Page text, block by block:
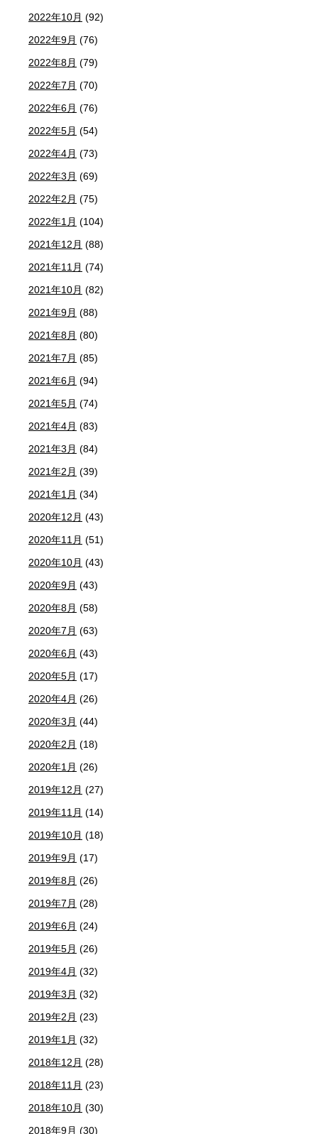
2022年10月 (92)
2022年9月 (76)
2022年8月 (79)
2022年7月 (70)
2022年6月 (76)
2022年5月 (54)
2022年4月 (73)
2022年3月 (69)
2022年2月 (75)
2022年1月 (104)
2021年12月 (88)
2021年11月 (74)
2021年10月 (82)
2021年9月 (88)
2021年8月 (80)
2021年7月 (85)
2021年6月 (94)
2021年5月 (74)
2021年4月 (83)
2021年3月 (84)
2021年2月 (39)
2021年1月 (34)
2020年12月 (43)
2020年11月 (51)
2020年10月 (43)
2020年9月 (43)
2020年8月 (58)
2020年7月 (63)
2020年6月 (43)
2020年5月 (17)
2020年4月 (26)
2020年3月 (44)
2020年2月 (18)
2020年1月 (26)
2019年12月 (27)
2019年11月 (14)
2019年10月 (18)
2019年9月 (17)
2019年8月 (26)
2019年7月 (28)
2019年6月 (24)
2019年5月 (26)
2019年4月 (32)
2019年3月 (32)
2019年2月 (23)
2019年1月 (32)
2018年12月 (28)
2018年11月 (23)
2018年10月 (30)
2018年9月 (30)